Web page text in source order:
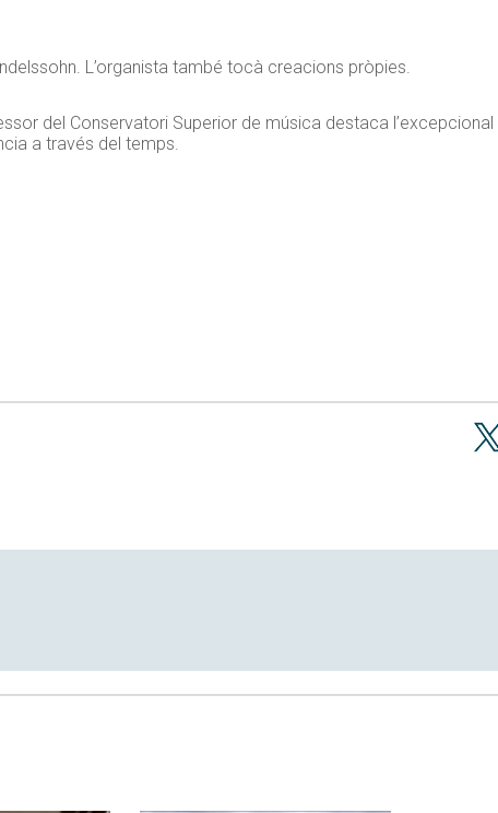
L’organista també tocà creacions pròpies.
del Conservatori Superior de música destaca
a través del temps.